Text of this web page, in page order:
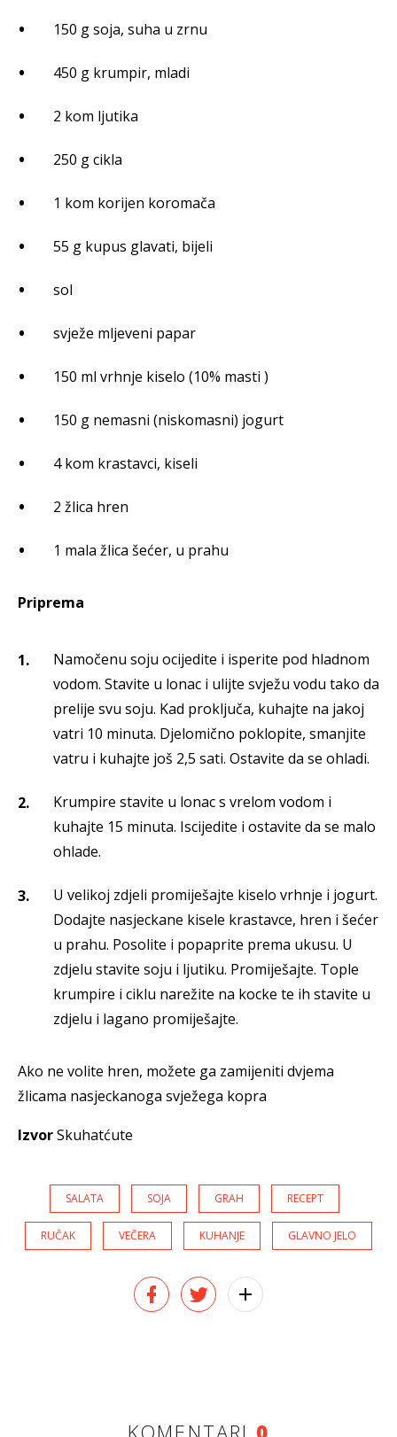
150 g soja, suha u zrnu
450 g krumpir, mladi
2 kom ljutika
250 g cikla
1 kom korijen koromača
55 g kupus glavati, bijeli
sol
svježe mljeveni papar
150 ml vrhnje kiselo (10% masti )
150 g nemasni (niskomasni) jogurt
4 kom krastavci, kiseli
2 žlica hren
1 mala žlica šećer, u prahu
Priprema
Namočenu soju ocijedite i isperite pod hladnom
vodom. Stavite u lonac i ulijte svježu vodu tako da
prelije svu soju. Kad proključa, kuhajte na jakoj
vatri 10 minuta. Djelomično poklopite, smanjite
vatru i kuhajte još 2,5 sati. Ostavite da se ohladi.
Krumpire stavite u lonac s vrelom vodom i
kuhajte 15 minuta. Iscijedite i ostavite da se malo
ohlade.
U velikoj zdjeli promiješajte kiselo vrhnje i jogurt.
Dodajte nasjeckane kisele krastavce, hren i šećer
u prahu. Posolite i popaprite prema ukusu. U
zdjelu stavite soju i ljutiku. Promiješajte. Tople
krumpire i ciklu narežite na kocke te ih stavite u
zdjelu i lagano promiješajte.
Ako ne volite hren, možete ga zamijeniti dvjema
žlicama nasjeckanoga svježega kopra
IzvorSkuhatćute
SALATA SOJA GRAH RECEPT
RUČAK VEČERA KUHANJE GLAVNO JELO